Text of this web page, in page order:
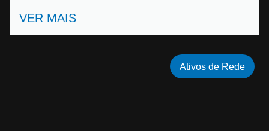
VER MAIS
Ativos de Rede